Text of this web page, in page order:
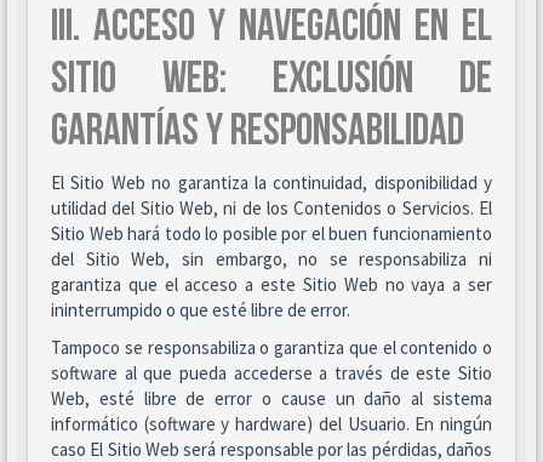
III. ACCESO Y NAVEGACIÓN EN EL
SITIO WEB: EXCLUSIÓN DE
GARANTÍAS Y RESPONSABILIDAD
El Sitio Web no garantiza la continuidad, disponibilidad y
utilidad del Sitio Web, ni de los Contenidos o Servicios. El
Sitio Web hará todo lo posible por el buen funcionamiento
del Sitio Web, sin embargo, no se responsabiliza ni
garantiza que el acceso a este Sitio Web no vaya a ser
ininterrumpido o que esté libre de error.
Tampoco se responsabiliza o garantiza que el contenido o
software al que pueda accederse a través de este Sitio
Web, esté libre de error o cause un daño al sistema
informático (software y hardware) del Usuario. En ningún
caso El Sitio Web será responsable por las pérdidas, daños